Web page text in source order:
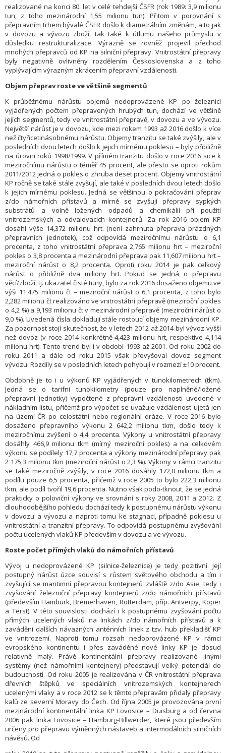
realizované na konci 80. let v celé tehdejší ČSFR (rok 1989: 3,9 milionu
tun, z toho mezinárodní 1,55 milionu tun). Přitom v porovnání s
přepravním trhem bývalé ČSFR došlo k diametrálním změnám, a to jak
v dovozu a vývozu zboží, tak také k útlumu našeho průmyslu v
důsledku restrukturalizace. Výrazně se rovněž projevil přechod
mnohých přepravců od KP na silniční přepravy. Vnitrostátní přepravy
byly negativně ovlivněny rozdělením Československa a z toho
vyplývajícím výrazným zkrácením přepravní vzdálenosti.
Objem přeprav roste ve většině segmentů
K průběžnému nárůstu objemů nedoprovázené KP po železnici
vyjádřených počtem přepravených hrubých tun, dochází ve většině
jejích segmentů, tedy ve vnitrostátní přepravě, v dovozu a ve vývozu.
Největší nárůst je v dovozu, kde mezi rokem 1993 až 2016 došlo k více
než čtyřicetinásobnému nárůstu. Objemy tranzitu se také zvýšily, ale v
posledních dvou letech došlo k jejich mírnému poklesu – byly přibližně
na úrovni roků 1998/1999. V přímém tranzitu došlo v roce 2016 sice k
meziročnímu nárůstu o téměř 45 procent, ale přesto se oproti rokům
2011/2012 jedná o pokles o zhruba deset procent. Objemy vnitrostátní
KP ročně se také stále zvyšují, ale také v posledních dvou letech došlo
k jejich mírnému poklesu. Jedná se většinou o pokračování přeprav
z/do námořních přístavů a mírně se zvyšují přepravy sypkých
substrátů a volně ložených odpadů a chemikálií při použití
vnitrozemských a odvalovacích kontejnerů. Za rok 2016 objem KP
dosáhl výše 14,372 milionu hrt. (není zahrnuta přeprava prázdných
přepravních jednotek), což odpovídá meziročnímu nárůstu o 6,1
procenta, z toho vnitrostátní přeprava 2,765 milionu hrt – meziroční
pokles o 3,8 procenta a mezinárodní přeprava pak 11,607 milionu hrt –
meziroční nárůst o 8,2 procenta. Oproti roku 2014 je pak celkový
nárůst o přibližně dva miliony hrt. Pokud se jedná o přepravu
věcí/zboží, tj. ukazatel čisté tuny, bylo za rok 2016 dosaženo objemu ve
výši 11,475 milionu čt – meziroční nárůst o 6,1 procenta, z toho bylo
2,282 milionu čt realizováno ve vnitrostátní přepravě (meziroční pokles
o 4,2 %) a 9,193 milionu čt v mezinárodní přepravě (meziroční nárůst o
9,0 %). Uvedená čísla dokladují stále rostoucí objemy mezinárodní KP.
Za pozornost stojí skutečnost, že v letech 2012 až 2014 byl vývoz vyšší
než dovoz (v roce 2014 konkrétně 4,423 milionu hrt, respektive 4,114
milionu hrt). Tento trend byl i v období 1993 až 2001. Od roku 2002 do
roku 2011 a dále od roku 2015 však převyšoval dovoz segment
vývozu. Rozdíly se v posledních letech pohybují v rozmezí ±10 procent.
Obdobně je to i u výkonů KP vyjádřených v tunokilometrech (tkm).
Jedná se o tarifní tunokilometry (pouze pro naplněné/ložené
přepravní jednotky) vypočtené z přepravní vzdálenosti uvedené v
nákladním listu, přičemž pro výpočet se uvažuje vzdálenost ujetá jen
na území ČR po celostátní nebo regionální dráze. V roce 2016 bylo
dosaženo přepravního výkonu 2 642,2 milionu tkm, došlo tedy k
meziročnímu zvýšení o 4,4 procenta. Výkony u vnitrostátní přepravy
dosáhly 466,9 milionu tkm (mírný meziroční pokles) a na celkovém
výkonu se podílely 17,7 procenta a výkony mezinárodní přepravy pak
2 175,3 milionu tkm (meziroční nárůst o 2,3 %). Výkony v rámci tranzitu
se také meziročně zvýšily, v roce 2016 dosáhly 172,0 milionu tkm a
podílu pouze 6,5 procenta, přičemž v roce 2005 to bylo 222,3 milionu
tkm, ale podíl tvořil 19,6 procenta. Nutno však podo-tknout, že se jedná
prakticky o poloviční výkony ve srovnání s roky 2008, 2011 a 2012. Z
dlouhodobějšího pohledu dochází tedy k postupnému nárůstu výkonu
v dovozu a vývozu a naproti tomu ke stagnaci, případně poklesu u
vnitrostátní a tranzitní přepravy. To odpovídá postupnému zvyšování
počtu ucelených vlaků KP především v dovozu a ve vývozu.
Roste počet přímých vlaků do námořních přístavů
Vývoj u nedoprovázené KP (silnice-železnice) je tedy pozitivní. Její
postupný nárůst úzce souvisí s růstem světového obchodu a tím i
zvyšující se maritimní přepravou kontejnerů zvláště z/do Asie, tedy i
zvyšování železniční přepravy kontejnerů z/do námořních přístavů
(především Hamburk, Bremerhaven, Rotterdam, příp. Antverpy, Koper
a Terst). V této souvislosti dochází i k postupnému zvyšování počtu
přímých ucelených vlaků na linkách z/do námořních přístavů a k
zavádění dalších návazných anténních linek z tzv. hub překladišť KP
ve vnitrozemí. Naproti tomu rozsah nedoprovázené KP v rámci
evropského kontinentu i přes zaváděné nové linky KP je dosud
relativně malý. Právě kontinentální přepravy realizované jinými
systémy (než námořními kontejnery) představují velký potenciál do
budoucnosti. Od roku 2005 je realizována v ČR vnitrostátní přeprava
dřevních štěpků ve speciálních vnitrozemských kontejnerech
ucelenými vlaky a v roce 2012 se k těmto přepravám přidaly přepravy
kalů ze severní Moravy do Čech. Od října 2005 je provozována první
mezinárodní kontinentální linka KP Lovosice – Duisburg a od června
2006 pak linka Lovosice – Hamburg-Billwerder, které jsou především
určeny pro přepravu výměnných nástaveb a intermodálních silničních
návěsů. Od